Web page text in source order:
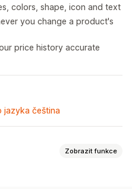
colors, shape, icon and text
you change a product's
price history accurate
jazyka čeština
Zobrazit funkce